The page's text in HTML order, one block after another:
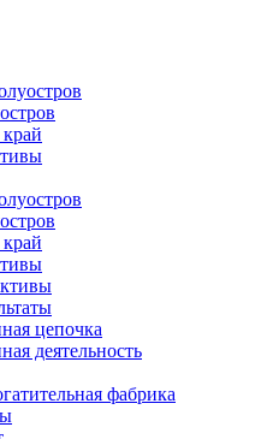
цепочка
деятельность
фабрика